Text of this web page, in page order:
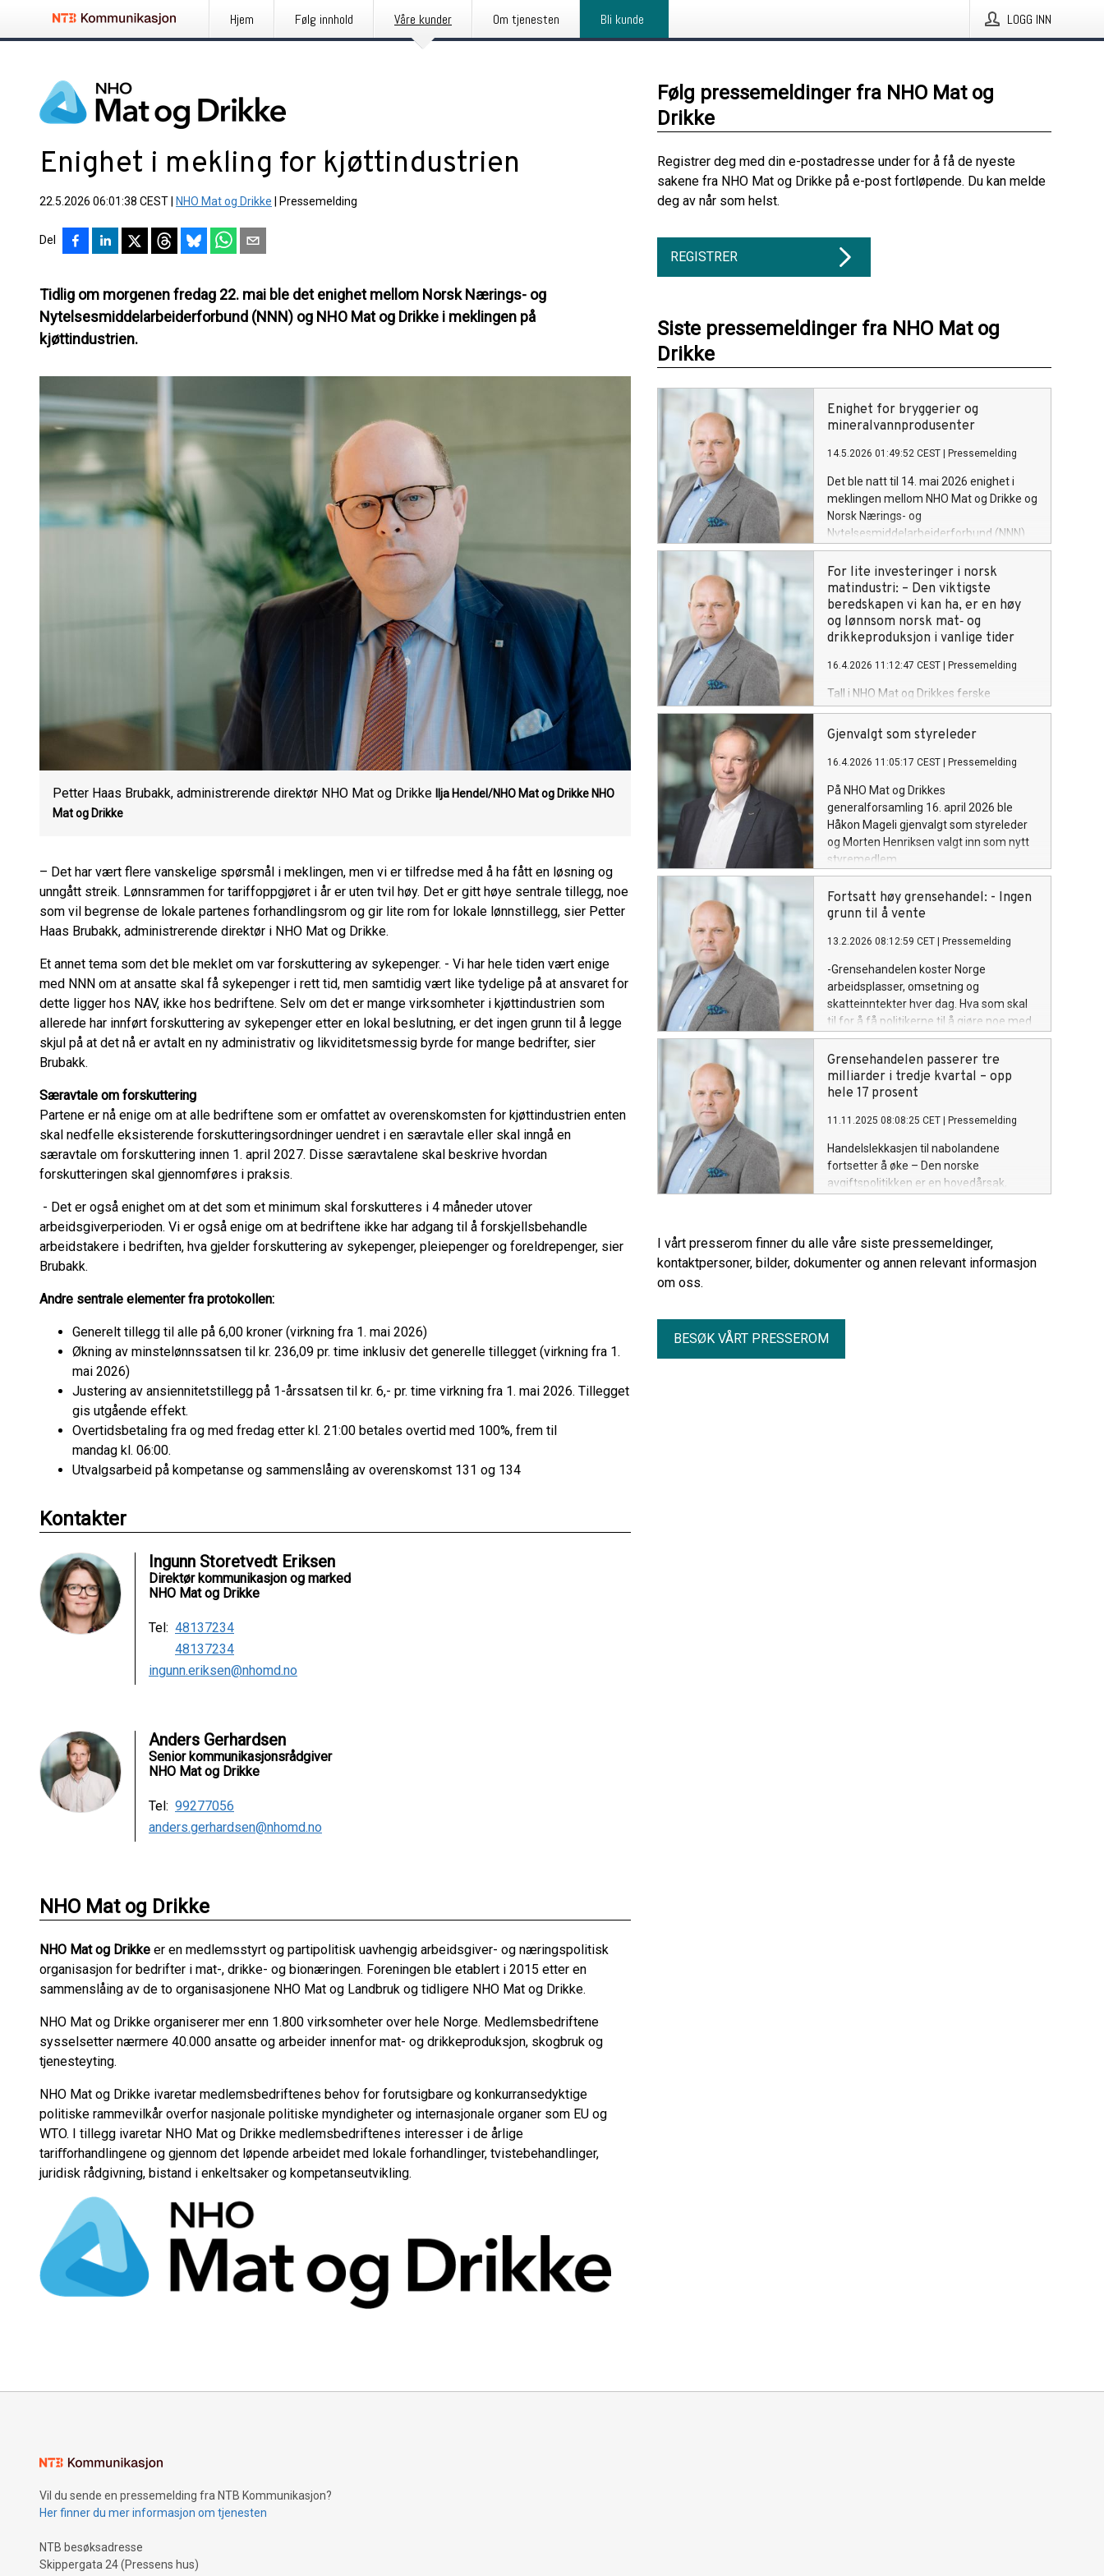
Hjem Følg innhold Våre kunder Om tjenesten Bli kunde LOGG INN
Enighet i mekling for kjøttindustrien
22.5.2026 06:01:38 CEST NHO Mat og Drikke Pressemelding
Del
Tidlig om morgenen fredag 22. mai ble det enighet mellom Norsk Nærings- og
Nytelsesmiddelarbeiderforbund (NNN) og NHO Mat og Drikke i meklingen på
kjøttindustrien.
Petter Haas Brubakk, administrerende direktør NHO Mat og Drikke Ilja Hendel/NHO Mat og Drikke NHO
Mat og Drikke
– Det har vært flere vanskelige spørsmål i meklingen, men vi er tilfredse med å ha fått en løsning og
unngått streik. Lønnsrammen for tariffoppgjøret i år er uten tvil høy. Det er gitt høye sentrale tillegg, noe
som vil begrense de lokale partenes forhandlingsrom og gir lite rom for lokale lønnstillegg, sier Petter
Haas Brubakk, administrerende direktør i NHO Mat og Drikke.
Et annet tema som det ble meklet om var forskuttering av sykepenger. - Vi har hele tiden vært enige
med NNN om at ansatte skal få sykepenger i rett tid, men samtidig vært like tydelige på at ansvaret for
dette ligger hos NAV, ikke hos bedriftene. Selv om det er mange virksomheter i kjøttindustrien som
allerede har innført forskuttering av sykepenger etter en lokal beslutning, er det ingen grunn til å legge
skjul på at det nå er avtalt en ny administrativ og likviditetsmessig byrde for mange bedrifter, sier
Brubakk.
Særavtale om forskuttering
Partene er nå enige om at alle bedriftene som er omfattet av overenskomsten for kjøttindustrien enten
skal nedfelle eksisterende forskutteringsordninger uendret i en særavtale eller skal inngå en
særavtale om forskuttering innen 1. april 2027. Disse særavtalene skal beskrive hvordan
forskutteringen skal gjennomføres i praksis.
- Det er også enighet om at det som et minimum skal forskutteres i 4 måneder utover
arbeidsgiverperioden. Vi er også enige om at bedriftene ikke har adgang til å forskjellsbehandle
arbeidstakere i bedriften, hva gjelder forskuttering av sykepenger, pleiepenger og foreldrepenger, sier
Brubakk.
Andre sentrale elementer fra protokollen:
Generelt tillegg til alle på 6,00 kroner (virkning fra 1. mai 2026)
Økning av minstelønnssatsen til kr. 236,09 pr. time inklusiv det generelle tillegget (virkning fra 1.
mai 2026)
Justering av ansiennitetstillegg på 1-årssatsen til kr. 6,- pr. time virkning fra 1. mai 2026. Tillegget
gis utgående effekt.
Overtidsbetaling fra og med fredag etter kl. 21:00 betales overtid med 100%, frem til
mandag kl. 06:00.
Utvalgsarbeid på kompetanse og sammenslåing av overenskomst 131 og 134
Kontakter
Ingunn Storetvedt Eriksen
Direktør kommunikasjon og marked
NHO Mat og Drikke
Tel: 48137234
48137234
ingunn.eriksen@nhomd.no
Anders Gerhardsen
Senior kommunikasjonsrådgiver
NHO Mat og Drikke
Tel: 99277056
anders.gerhardsen@nhomd.no
NHO Mat og Drikke
NHO Mat og Drikke er en medlemsstyrt og partipolitisk uavhengig arbeidsgiver- og næringspolitisk
organisasjon for bedrifter i mat-, drikke- og bionæringen. Foreningen ble etablert i 2015 etter en
sammenslåing av de to organisasjonene NHO Mat og Landbruk og tidligere NHO Mat og Drikke.
NHO Mat og Drikke organiserer mer enn 1.800 virksomheter over hele Norge. Medlemsbedriftene
sysselsetter nærmere 40.000 ansatte og arbeider innenfor mat- og drikkeproduksjon, skogbruk og
tjenesteyting.
NHO Mat og Drikke ivaretar medlemsbedriftenes behov for forutsigbare og konkurransedyktige
politiske rammevilkår overfor nasjonale politiske myndigheter og internasjonale organer som EU og
WTO. I tillegg ivaretar NHO Mat og Drikke medlemsbedriftenes interesser i de årlige
tariﬀorhandlingene og gjennom det løpende arbeidet med lokale forhandlinger, tvistebehandlinger,
juridisk rådgivning, bistand i enkeltsaker og kompetanseutvikling.
Følg pressemeldinger fra NHO Mat og
Drikke
Registrer deg med din e-postadresse under for å få de nyeste
sakene fra NHO Mat og Drikke på e-post fortløpende. Du kan melde
deg av når som helst.
REGISTRER
Siste pressemeldinger fra NHO Mat og
Drikke
Enighet for bryggerier og
mineralvannprodusenter
14.5.2026 01:49:52 CEST Pressemelding
Det ble natt til 14. mai 2026 enighet i
meklingen mellom NHO Mat og Drikke og
Norsk Nærings- og
Nytelsesmiddelarbeiderforbund (NNN)
om Bryggeri og
mineralvannsoverenskomsten. – Det
har vært flere vanskelige spørsmål i
meklingen, men vi er tilfredse med å ha
fått en løsning og unngått streik, sier
Petter Haas Brubakk i NHO Mat og
For lite investeringer i norsk
matindustri: – Den viktigste
beredskapen vi kan ha, er en høy
og lønnsom norsk mat‑ og
drikkeproduksjon i vanlige tider
16.4.2026 11:12:47 CEST Pressemelding
Tall i NHO Mat og Drikkes ferske
konjunkturrapport viser at det siden
2020 slites mer enn det fornyes i norsk
mat- og drikkenæring. Nå etterlyser
organisasjonen en nasjonal strategi for
tryggheten for investeringer i næringen.
Gjenvalgt som styreleder
16.4.2026 11:05:17 CEST Pressemelding
På NHO Mat og Drikkes
generalforsamling 16. april 2026 ble
Håkon Mageli gjenvalgt som styreleder
og Morten Henriksen valgt inn som nytt
styremedlem.
Fortsatt høy grensehandel: - Ingen
grunn til å vente
13.2.2026 08:12:59 CET Pressemelding
-Grensehandelen koster Norge
arbeidsplasser, omsetning og
skatteinntekter hver dag. Hva som skal
til for å få politikerne til å gjøre noe med
dette, er et mysterium, sier Petter Haas
Brubakk i NHO Mat og Drikke.
Grensehandelen passerer tre
milliarder i tredje kvartal – opp
hele 17 prosent
11.11.2025 08:08:25 CET Pressemelding
Handelslekkasjen til nabolandene
fortsetter å øke – Den norske
avgiftspolitikken er en hovedårsak,
I vårt presserom finner du alle våre siste pressemeldinger,
kontaktpersoner, bilder, dokumenter og annen relevant informasjon
om oss.
BESØK VÅRT PRESSEROM
Vil du sende en pressemelding fra NTB Kommunikasjon?
Her finner du mer informasjon om tjenesten
NTB besøksadresse
Skippergata 24 (Pressens hus)